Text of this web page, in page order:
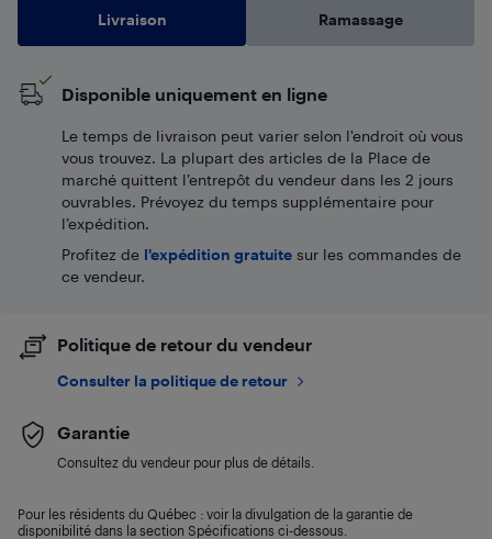
Livraison Ramassage
Disponible uniquement en ligne
Le temps de livraison peut varier selon l'endroit où vous
vous trouvez. La plupart des articles de la Place de
marché quittent l’entrepôt du vendeur dans les 2 jours
ouvrables. Prévoyez du temps supplémentaire pour
l’expédition.
Profitez de l'expédition gratuite sur les commandes de
ce vendeur.
Politique de retour du vendeur
Consulter la politique de retour
Garantie
Consultez du vendeur pour plus de détails.
Pour les résidents du Québec : voir la divulgation de la garantie de
disponibilité dans la section Spécifications ci-dessous.